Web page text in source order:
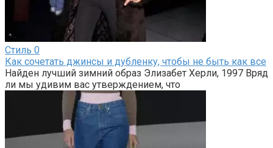
Стиль 0
Как сочетать джинсы и дубленку, чтобы не быть как все
Найден лучший зимний образ Элизабет Херли, 1997 Вряд
ли мы удивим вас утверждением, что